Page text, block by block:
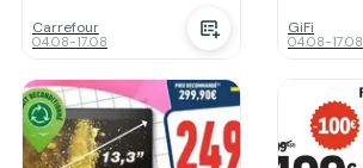
Carrefour
04.08-17.08
GiFi
04.08-17.08